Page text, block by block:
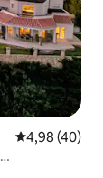
4,98 de
4,98 (40)